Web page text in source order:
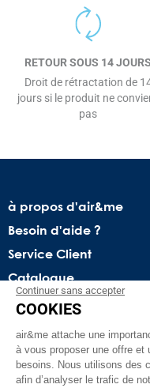
RETOUR SOUS 14 JOURS
Droit de rétractation de
jours si le produit ne
pas
à propos d'air&me
Besoin d'aide ?
Service Client
Catalogue
Recevez nos offres
Conseils pratiques, bons
intérieur. Pas de spam,
Continuer sans accepter
COOKIES
air&me attache une
à vous proposer une offre et
besoins. Nous utilisons des
afin d’analyser le trafic de